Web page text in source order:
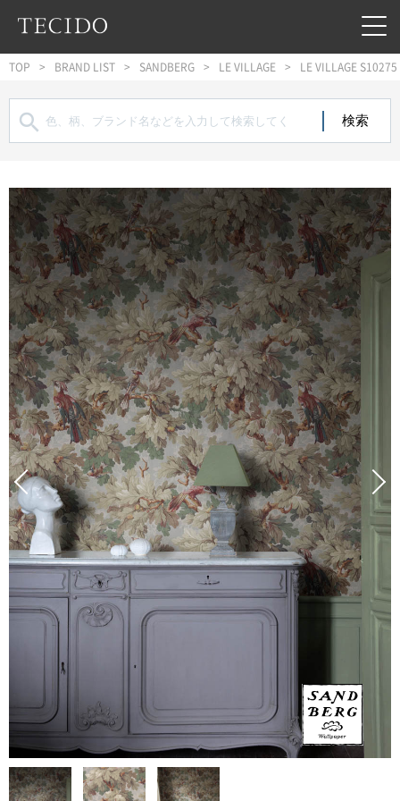
フッターへジャンプ
TOP BRAND LIST SANDBERG LE VILLAGE LE VILLAGE S10275
